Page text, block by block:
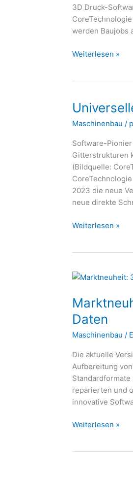
3D Druck-
werden Baujobs
Weiterlesen »
Maschinenbau /
Software-
Gitterstrukturen
(Bildquelle:
2023 die neue
neue direkte
Universelles
Printing-
Tool
für
die
additive
Fertigung
Weiterlesen »
Daten
Maschinenbau /
Die aktuelle
Aufbereitung
reparierten und
innovative
Marktneuheit:
Druck
erzeugt
exakte
Daten
Weiterlesen »